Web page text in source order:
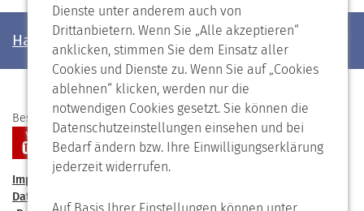
Dienste unter anderem auch von
Drittanbietern. Wenn Sie „Alle akzeptieren“
anklicken, stimmen Sie dem Einsatz aller
Cookies und Dienste zu. Wenn Sie auf „Cookies
ablehnen“ klicken, werden nur die
notwendigen Cookies gesetzt. Sie können die
Datenschutzeinstellungen einsehen und bei
Bedarf ändern bzw. Ihre Einwilligungserklärung
jederzeit widerrufen.
Haben Sie noch Fragen?
Besuchen Sie uns auf
Impressum
Datenschutzerklärung